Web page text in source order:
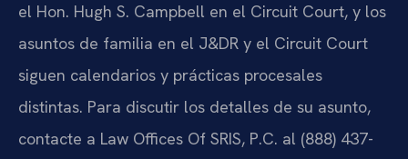
el Hon. Hugh S. Campbell en el Circuit Court, y los
asuntos de familia en el J&DR y el Circuit Court
siguen calendarios y prácticas procesales
distintas. Para discutir los detalles de su asunto,
contacte a Law Offices Of SRIS, P.C. al (888) 437-